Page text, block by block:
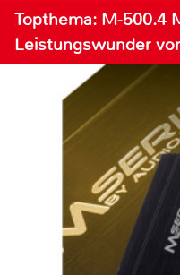
Topthema: M-500.4
Leistungswunder